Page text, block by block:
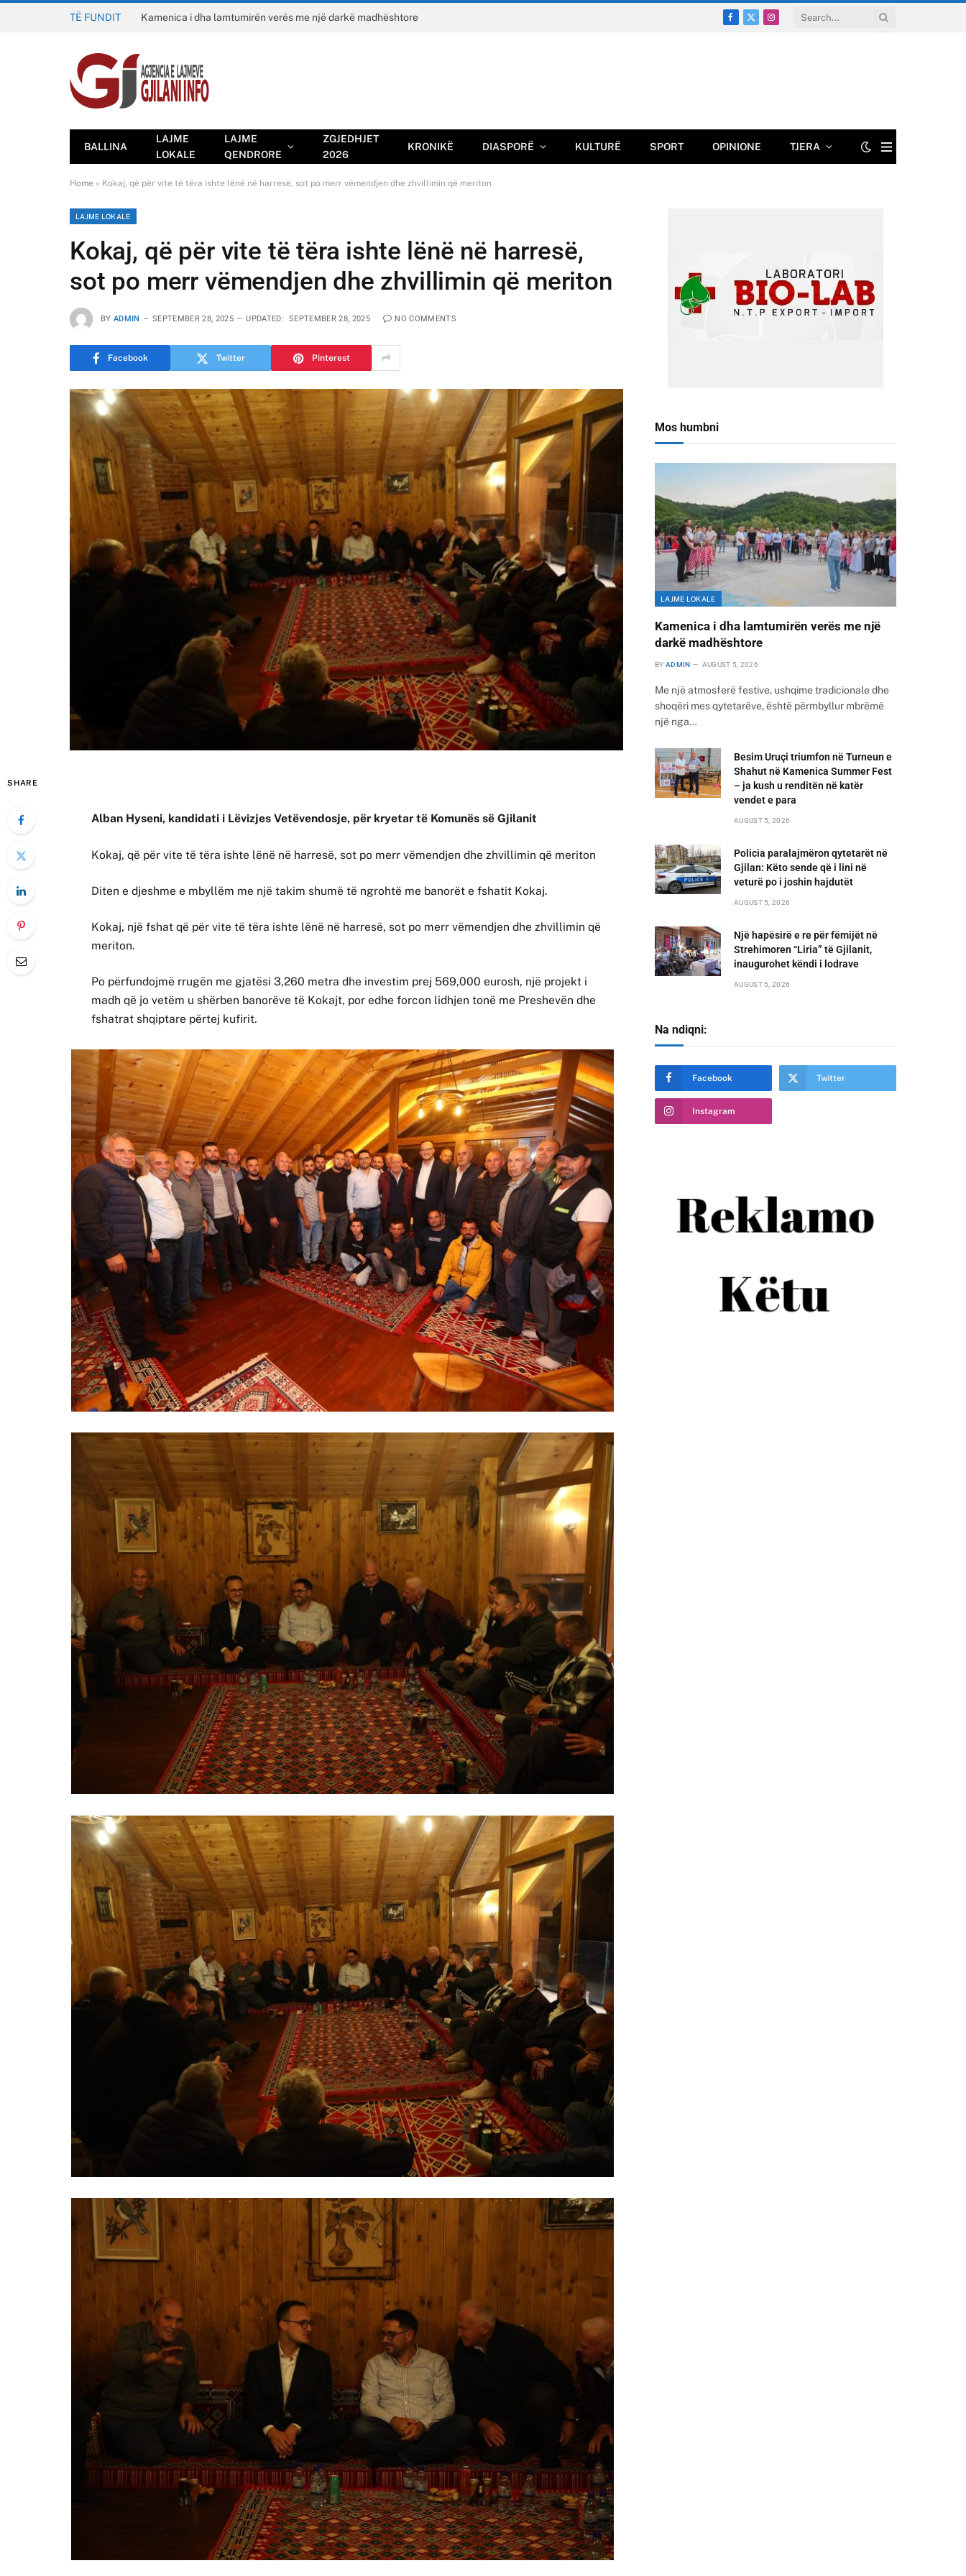
TË FUNDIT Kamenica i dha lamtumirën verës me një darkë madhështore
Facebook
X
Instagram
BALLINA
LAJME
LOKALE
LAJME
QENDRORE
ZGJEDHJET
2026
KRONIKË DIASPORË KULTURË SPORT OPINIONE TJERA
Home » Kokaj, që për vite të tëra ishte lënë në harresë, sot po merr vëmendjen dhe zhvillimin që meriton
LAJME LOKALE
Kokaj, që për vite të tëra ishte lënë në harresë,
sot po merr vëmendjen dhe zhvillimin që meriton
BY ADMIN SEPTEMBER 28, 2025 UPDATED: SEPTEMBER 28, 2025 NO COMMENTS
Facebook Twitter Pinterest
SHARE
Alban Hyseni, kandidati i Lëvizjes Vetëvendosje, për kryetar të Komunës së Gjilanit
Kokaj, që për vite të tëra ishte lënë në harresë, sot po merr vëmendjen dhe zhvillimin që meriton
Diten e djeshme e mbyllëm me një takim shumë të ngrohtë me banorët e fshatit Kokaj.
Kokaj, një fshat që për vite të tëra ishte lënë në harresë, sot po merr vëmendjen dhe zhvillimin që
meriton.
Po përfundojmë rrugën me gjatësi 3,260 metra dhe investim prej 569,000 eurosh, një projekt i
madh që jo vetëm u shërben banorëve të Kokajt, por edhe forcon lidhjen tonë me Preshevën dhe
fshatrat shqiptare përtej kufirit.
Mos humbni
LAJME LOKALE
Kamenica i dha lamtumirën verës me një
darkë madhështore
BY ADMIN AUGUST 5, 2026
Me një atmosferë festive, ushqime tradicionale dhe
shoqëri mes qytetarëve, është përmbyllur mbrëmë
një nga…
Besim Uruçi triumfon në Turneun e
Shahut në Kamenica Summer Fest
– ja kush u renditën në katër
vendet e para
AUGUST 5, 2026
Policia paralajmëron qytetarët në
Gjilan: Këto sende që i lini në
veturë po i joshin hajdutët
AUGUST 5, 2026
Një hapësirë e re për fëmijët në
Strehimoren “Liria” të Gjilanit,
inaugurohet këndi i lodrave
AUGUST 5, 2026
Na ndiqni:
Facebook Twitter
Instagram